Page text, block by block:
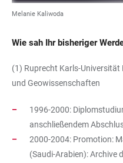
Melanie Kaliwoda
Wie sah Ihr bisheriger
(1) Ruprecht Karls-
und Geowissenschaften
1996-2000:
anschließendem
2000-2004: Promotion:
(Saudi-Arabien): Archive